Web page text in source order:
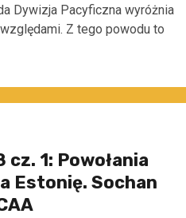
Dywizja Pacyficzna wyróżnia
Z tego powodu to
1: Powołania
Estonię. Sochan